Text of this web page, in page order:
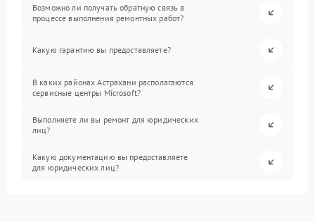
Возможно ли получать обратную связь в
процессе выполнения ремонтных работ?
Какую гарантию вы предоставляете?
В каких районах Астрахани располагаются
сервисные центры Microsoft?
Выполняете ли вы ремонт для юридических
лиц?
Какую документацию вы предоставляете
для юридических лиц?